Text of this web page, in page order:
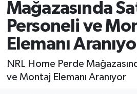
Mağazasında
Personeli ve
Elemanı
NRL Home Perde
ve Montaj Elemanı Aranıyor